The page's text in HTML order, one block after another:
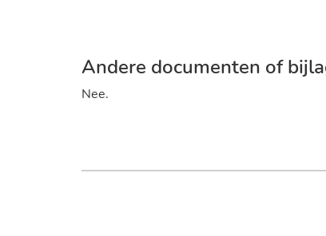
Andere documenten of
Nee.